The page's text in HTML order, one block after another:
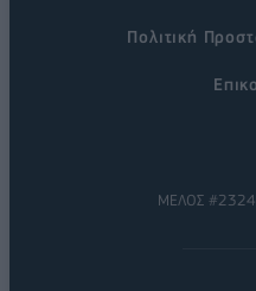
Πολιτική
ΜΕΛΟΣ